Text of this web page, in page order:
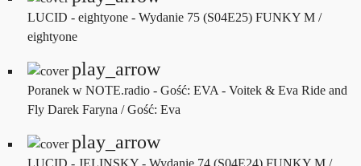
LUCID - eightyone - Wydanie 75 (S04E25) FUNKY M /
eightyone
play_arrow
Poranek w NOTE.radio - Gość: EVA - Voitek & Eva Ride and
Fly Darek Faryna / Gość: Eva
play_arrow
LUCID - JELINSKY - Wydanie 74 (S04E24) FUNKY M /